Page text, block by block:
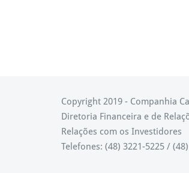
Copyright 2019 - Companhia
Diretoria Financeira e de
Relações com os Investidores
Telefones: (48) 3221-5225 /